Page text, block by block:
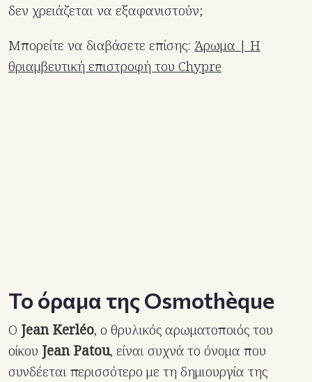
δεν χρειάζεται να εξαφανιστούν;
Μπορείτε να διαβάσετε επίσης: Άρωμα | Η
θριαμβευτική επιστροφή του Chypre
Το όραμα της Osmothèque
Ο Jean Kerléo, ο θρυλικός αρωματοποιός του
οίκου Jean Patou, είναι συχνά το όνομα που
συνδέεται περισσότερο με τη δημιουργία της